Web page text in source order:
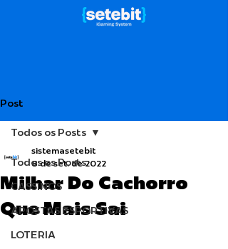
Post
Todos os Posts
CASSINOS
APOSTAS ESPORTIVAS
LOTERIA
Todos os Posts
Milhar Do Cachorro
Que Mais Sai
sistemasetebit
8 de set. de 2022